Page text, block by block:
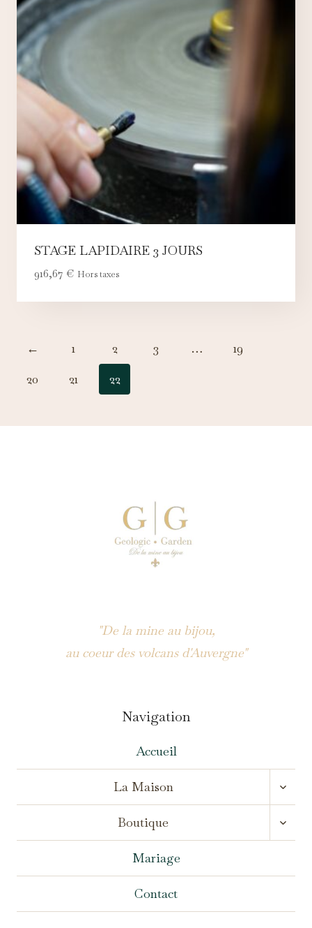
STAGE LAPIDAIRE 3 JOURS
916,67 € Hors taxes
← 1 2 3 …
19
20
21 22
"De la mine au bijou,
au coeur des volcans d'Auvergne"
Navigation
Accueil
La Maison
MENU
Boutique
MENU
Mariage
Contact